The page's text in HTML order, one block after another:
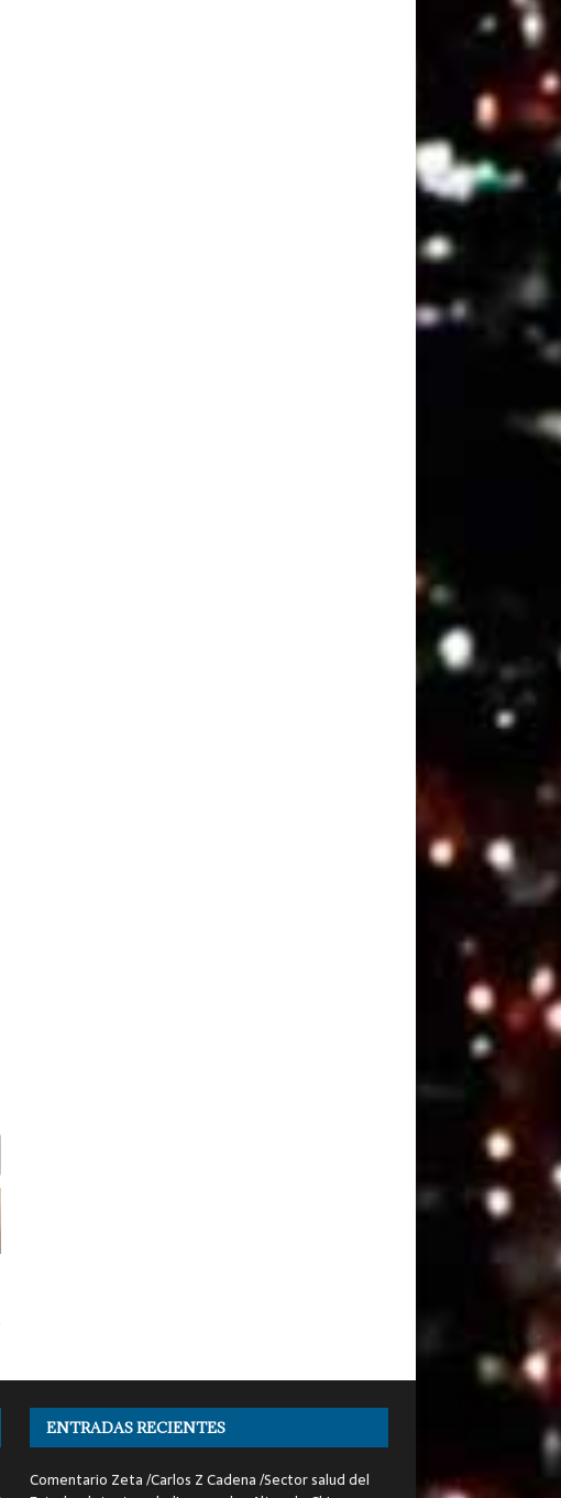
ENTRADAS RECIENTES
Comentario Zeta /Carlos Z Cadena /Sector salud del